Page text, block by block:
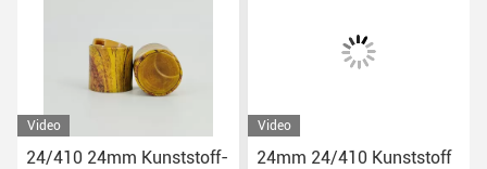
Video
24/410 24mm Kunststoff-
Video
24mm 24/410 Kunststoff